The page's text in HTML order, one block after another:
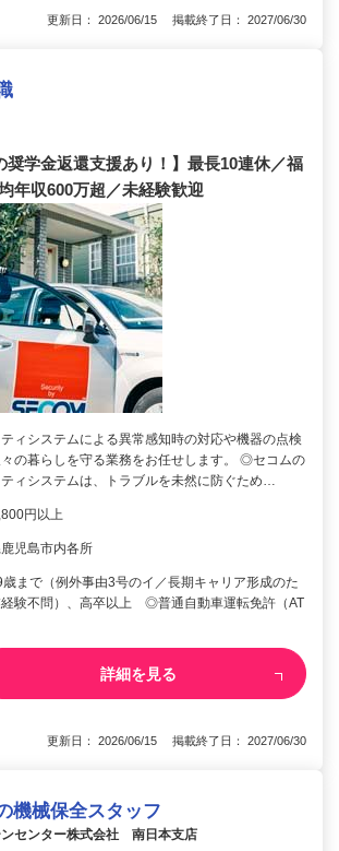
更新日： 2026/06/15 掲載終了日： 2027/06/30
奨学金返還支援あり！】最長10連休／福
年収600万超／未経験歓迎
ィシステムによる異常感知時の対応や機器の点検
の暮らしを守る業務をお任せします。 ◎セコムの
ィシステムは、トラブルを未然に防ぐため…
円以上
児島市内各所
まで（例外事由3号のイ／長期キャリア形成のた
験不問）、高卒以上 ◎普通自動車運転免許（AT
詳細を見る
更新日： 2026/06/15 掲載終了日： 2027/06/30
機械保全スタッフ
センター株式会社 南日本支店